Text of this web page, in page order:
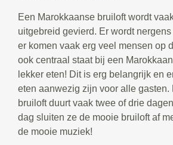
Een Marokkaanse bruiloft wordt
uitgebreid gevierd. Er wordt
er komen vaak erg veel mensen op
ook centraal staat bij een
lekker eten! Dit is erg belangrijk en
eten aanwezig zijn voor alle gasten.
bruiloft duurt vaak twee of drie
dag sluiten ze de mooie bruiloft af
de mooie muziek!